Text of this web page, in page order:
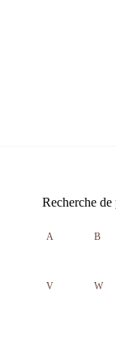
Recherche de
A B
V W